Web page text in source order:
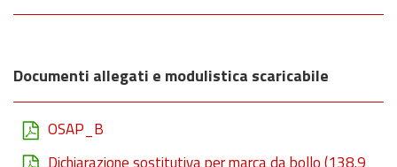
Documenti allegati e modulistica scaricabile
OSAP_B
Dichiarazione sostitutiva per marca da bollo(138.9